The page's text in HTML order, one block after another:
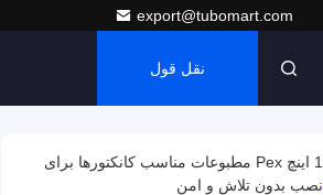
export@tubomart.com
نقل قول
1 اینچ Pex مطبوعات مناسب کانکتورها برای
نصب بدون تلاش و امن